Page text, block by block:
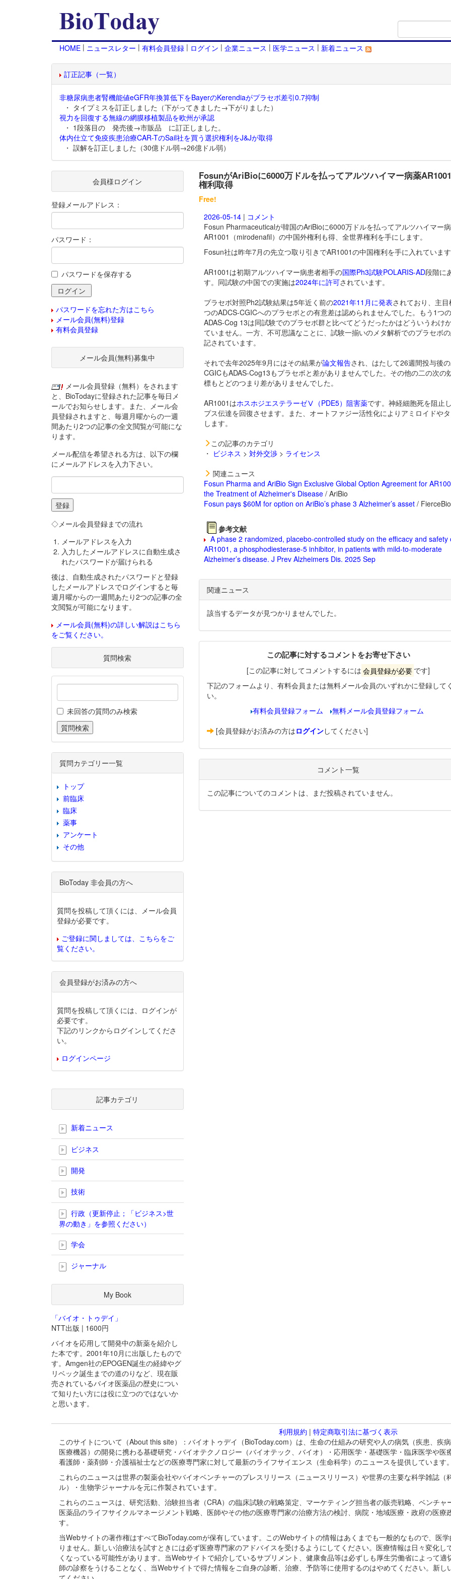
HOME | ニュースレター | 有料会員登録 | ログイン | 企業ニュース | 医学ニュース | 新着ニュース
訂正記事（一覧）
非糖尿病患者腎機能値eGFR年換算低下をBayerのKerendiaがプラセボ差引0.7抑制
・ タイプミスを訂正しました（下がってきました→下がりました）
視力を回復する無線の網膜移植製品を欧州が承認
・ 1段落目の 発売後→市販品 に訂正しました。
体内仕立て免疫疾患治療CAR-TのSail社を買う選択権利をJ&Jが取得
・ 誤解を訂正しました（30億ドル弱→26億ドル弱）
FosunがAriBioに6000万ドルを払ってアルツハイマー病薬
権利取得
Free!
2026-05-14| コメント
Fosun Pharmaceuticalが韓国のAriBioに6000万ドルを払ってアルツハイマー
AR1001（mirodenafil）の中国外権利も得、全世界権利を手にします。
Fosun社は昨年7月の先立つ取り引きでAR1001の中国権利を手に入れていま
AR1001は初期アルツハイマー病患者相手の国際Ph3試験POLARIS-AD段階に
す。同試験の中国での実施は2024年に許可されています。
プラセボ対照Ph2試験結果は5年近く前の2021年11月に発表されており、主目
つのADCS-CGICへのプラセボとの有意差は認められませんでした。もう1つ
ADAS-Cog 13は同試験でのプラセボ群と比べてどうだったかはどういうわけ
ていません。一方、不可思議なことに、試験一揃いのメタ解析でのプラセボ
記されています。
それで去年2025年9月にはその結果が論文報告され、はたして26週間投与後
CGICもADAS-Cog13もプラセボと差がありませんでした。その他の二の次の
標もとどのつまり差がありませんでした。
AR1001はホスホジエステラーゼⅤ（PDE5）阻害薬です。神経細胞死を阻止
プス伝達を回復させます。また、オートファジー活性化によりアミロイドや
します。
この記事のカテゴリ
・ ビジネス > 対外交渉> ライセンス
関連ニュース
Fosun Pharma and AriBio Sign Exclusive Global Option Agreement for
the Treatment of Alzheimer's Disease/ AriBio
Fosun pays $60M for option on AriBio’s phase 3 Alzheimer’s asset/
参考文献
A phase 2 randomized, placebo-controlled study on the efficacy and safety
AR1001, a phosphodiesterase-5 inhibitor, in patients with mild-to-moderate
Alzheimer’s disease. J Prev Alzheimers Dis. 2025 Sep
関連ニュース
該当するデータが見つかりませんでした。
この記事に対するコメントをお寄せ下さい
[この記事に対してコメントするには 会員登録が必要 です]
下記のフォームより、有料会員または無料メール会員のいずれかに登録して
い。
有料会員登録フォーム
無料メール会員登録フォーム
[会員登録がお済みの方はログインしてください]
コメント一覧
この記事についてのコメントは、まだ投稿されていません。
会員様ログイン
登録メールアドレス：
パスワード：
パスワードを保存する
パスワードを忘れた方はこちら
メール会員(無料)登録
有料会員登録
メール会員(無料)募集中
メール会員登録（無料）をされます
と、BioTodayに登録された記事を毎日メ
ールでお知らせします。また、メール会
員登録されますと、毎週月曜からの一週
間あたり2つの記事の全文閲覧が可能にな
ります。
メール配信を希望される方は、以下の欄
にメールアドレスを入力下さい。
◇メール会員登録までの流れ
メールアドレスを入力
入力したメールアドレスに自動生成さ
れたパスワードが届けられる
後は、自動生成されたパスワードと登録
したメールアドレスでログインすると毎
週月曜からの一週間あたり2つの記事の全
文閲覧が可能になります。
メール会員(無料)の詳しい解説はこちら
をご覧ください。
質問検索
未回答の質問のみ検索
質問カテゴリー一覧
トップ
前臨床
臨床
薬事
アンケート
その他
BioToday 非会員の方へ
質問を投稿して頂くには、メール会員
登録が必要です。
ご登録に関しましては、こちらをご
覧ください。
会員登録がお済みの方へ
質問を投稿して頂くには、ログインが
必要です。
下記のリンクからログインしてくださ
い。
ログインページ
記事カテゴリ
新着ニュース
ビジネス
開発
技術
行政（更新停止；「ビジネス>世
界の動き」を参照ください）
学会
ジャーナル
My Book
「バイオ・トゥデイ」
NTT出版 | 1600円
バイオを応用して開発中の新薬を紹介し
た本です。2001年10月に出版したもので
す。Amgen社のEPOGEN誕生の経緯やグ
リベック誕生までの道のりなど、現在販
売されているバイオ医薬品の歴史につい
て知りたい方には役に立つのではないか
と思います。
利用規約 | 特定商取引法に基づく表示
このサイトについて（About this site）：バイオトゥデイ（BioToday.com）は、生命の仕組みの研究や人の病気（疾患、疾
医療機器）の開発に携わる基礎研究・バイオテクノロジー（バイオテック、バイオ）・応用医学・基礎医学・臨床医学や
看護師・薬剤師・介護福祉士などの医療専門家に対して最新のライフサイエンス（生命科学）のニュースを提供しています
これらのニュースは世界の製薬会社やバイオベンチャーのプレスリリース（ニュースリリース）や世界の主要な科学雑誌
ル）・生物学ジャーナルを元に作製されています。
これらのニュースは、研究活動、治験担当者（CRA）の臨床試験の戦略策定、マーケティング担当者の販売戦略、ベンチ
医薬品のライフサイクルマネージメント戦略、医師やその他の医療専門家の治療方法の検討、病院・地域医療・政府の医
す。
当Webサイトの著作権はすべてBioToday.comが保有しています。このWebサイトの情報はあくまでも一般的なもので、医
りません。新しい治療法を試すときには必ず医療専門家のアドバイスを受けるようにしてください。医療情報は日々変化
くなっている可能性があります。当Webサイトで紹介しているサプリメント、健康食品等は必ずしも厚生労働省によって
師の診察をうけることなく、当Webサイトで得た情報をご自身の診断、治療、予防等に使用するのはやめてください。新